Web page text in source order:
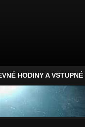
HODINY A VSTUPNÉ